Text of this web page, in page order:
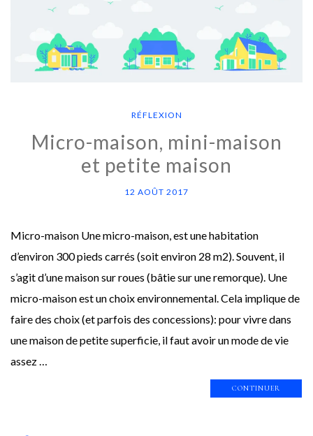
RÉFLEXION
Micro-maison, mini-maison
et petite maison
12 AOÛT 2017
Micro-maison Une micro-maison, est une habitation
d’environ 300 pieds carrés (soit environ 28 m2). Souvent, il
s’agit d’une maison sur roues (bâtie sur une remorque). Une
micro-maison est un choix environnemental. Cela implique de
faire des choix (et parfois des concessions): pour vivre dans
une maison de petite superficie, il faut avoir un mode de vie
assez …
CONTINUER